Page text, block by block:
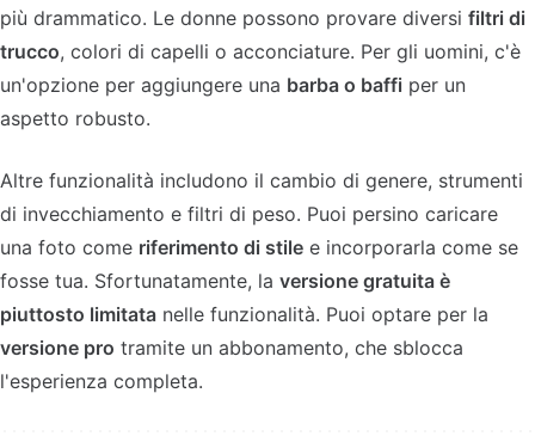
più drammatico. Le donne possono provare diversi filtri di
trucco, colori di capelli o acconciature. Per gli uomini, c'è
un'opzione per aggiungere una barba o baffi per un
aspetto robusto.
Altre funzionalità includono il cambio di genere, strumenti
di invecchiamento e filtri di peso. Puoi persino caricare
una foto come riferimento di stile e incorporarla come se
fosse tua. Sfortunatamente, la versione gratuita è
piuttosto limitata nelle funzionalità. Puoi optare per la
versione pro tramite un abbonamento, che sblocca
l'esperienza completa.